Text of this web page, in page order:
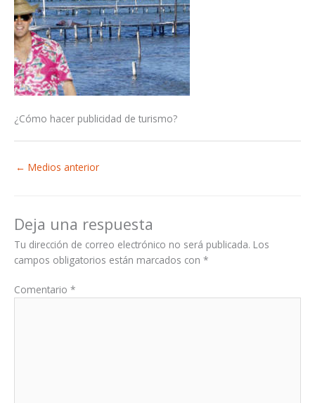
¿Cómo hacer publicidad de turismo?
← Medios anterior
Deja una respuesta
Tu dirección de correo electrónico no será publicada. Los
campos obligatorios están marcados con *
Comentario *